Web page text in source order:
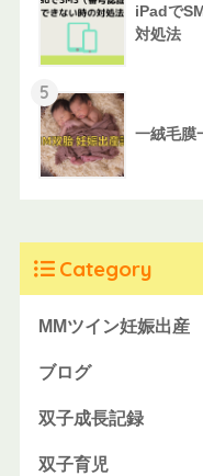
iPadで
対処法
5
一絨毛膜
Category
MMツイン妊娠出産
ブログ
双子成長記録
双子育児